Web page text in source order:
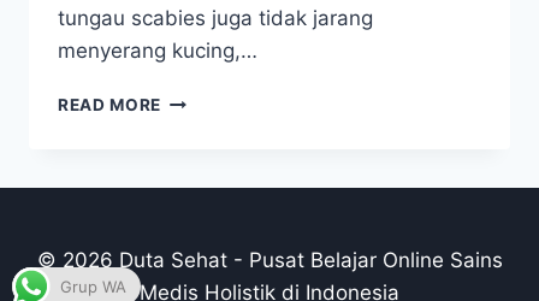
tungau scabies juga tidak jarang
menyerang kucing,…
READ MORE TIPS
DAN
© 2026 Duta Sehat - Pusat Belajar Online Sains
Medis Holistik di Indonesia
Grup WA